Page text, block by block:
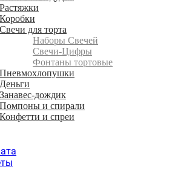
Растяжки
Коробки
Свечи для торта
Наборы Свечей
Свечи-Цифры
Фонтаны тортовые
Пневмохлопушки
Деньги
Занавес-дождик
Помпоны и спирали
Конфетти и спреи